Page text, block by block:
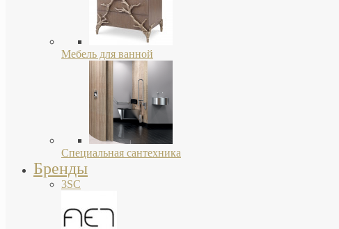
Мебель для ванной
Специальная сантехника
Бренды
3SC